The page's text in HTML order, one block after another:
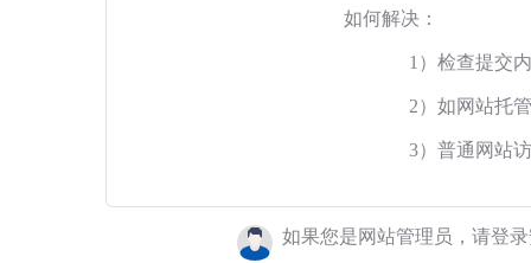
如何解决：
1）检查提交
2）如网站托
3）普通网站
如果您是网站管理员，请登